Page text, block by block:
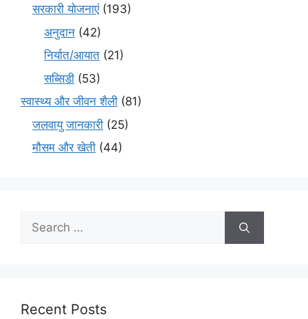
सरकारी योजनाएं(193)
अनुदान (42)
निर्यात/आयात (21)
सब्सिडी (53)
स्वास्थ्य और जीवन शैली (81)
जलवायु जानकारी (25)
मौसम और खेती (44)
Recent Posts